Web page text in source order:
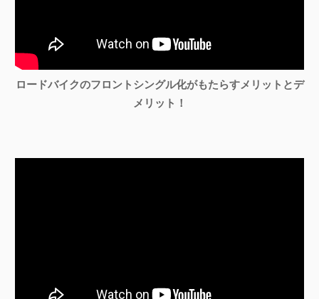
ロードバイクのフロントシングル化がもたらすメリットとデ
メリット！